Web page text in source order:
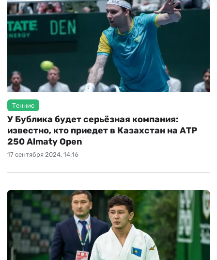
Теннис
17 сентября 2024, 14:16
У Бублика будет серьёзная компания:
известно, кто приедет в Казахстан на АТР
250 Almaty Open